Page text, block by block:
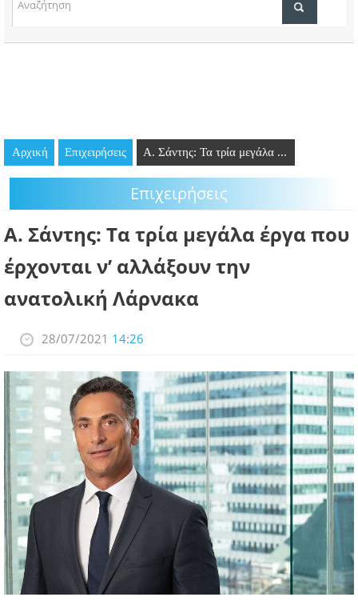
ΤΟΠΙΚΑ ΝΕΑ
ΘΕΣΕΙΣ ΕΡΓΑΣΙΑΣ
ΠΡΟΣΩΠΑ
44ο Φεστιβάλ Λευκάρων – Έναρξη /
Πρώτο
Αρχική Επιχειρήσεις Α. Σάντης: Τα τρία μεγάλα ...
Επιχειρήσεις
Α. Σάντης: Τα τρία μεγάλα έργα που
έρχονται ν’ αλλάξουν την
ανατολική Λάρνακα
28/07/2021 14:26